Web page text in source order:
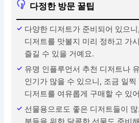
다정한 방문 꿀팁
다양한 디저트가 준비되어 있으
디저트를 맛볼지 미리 정하고 가
즐길 수 있을 거예요.
유명 인플루언서 추천 디저트나
인기가 많을 수 있으니, 조금 일
디저트를 여유롭게 구매할 수 있
선물용으로도 좋은 디저트들이
분들을 위한 달콤한 선물도 준비